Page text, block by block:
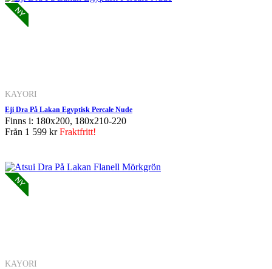
KAYORI
Eji Dra På Lakan Egyptisk Percale Nude
Finns i: 180x200, 180x210-220
Från 1 599 krFraktfritt!
KAYORI